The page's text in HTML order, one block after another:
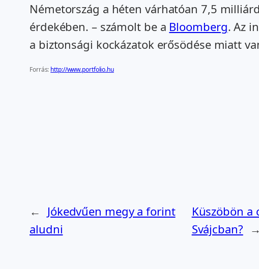
Németország a héten várhatóan 7,5
érdekében. – számolt be a Bloomberg. Az
a biztonsági kockázatok erősödése miatt
Forrás: http://www.portfolio.hu
←
Jókedvűen megy a forint
aludni
Küszöbön
Svájcban? →